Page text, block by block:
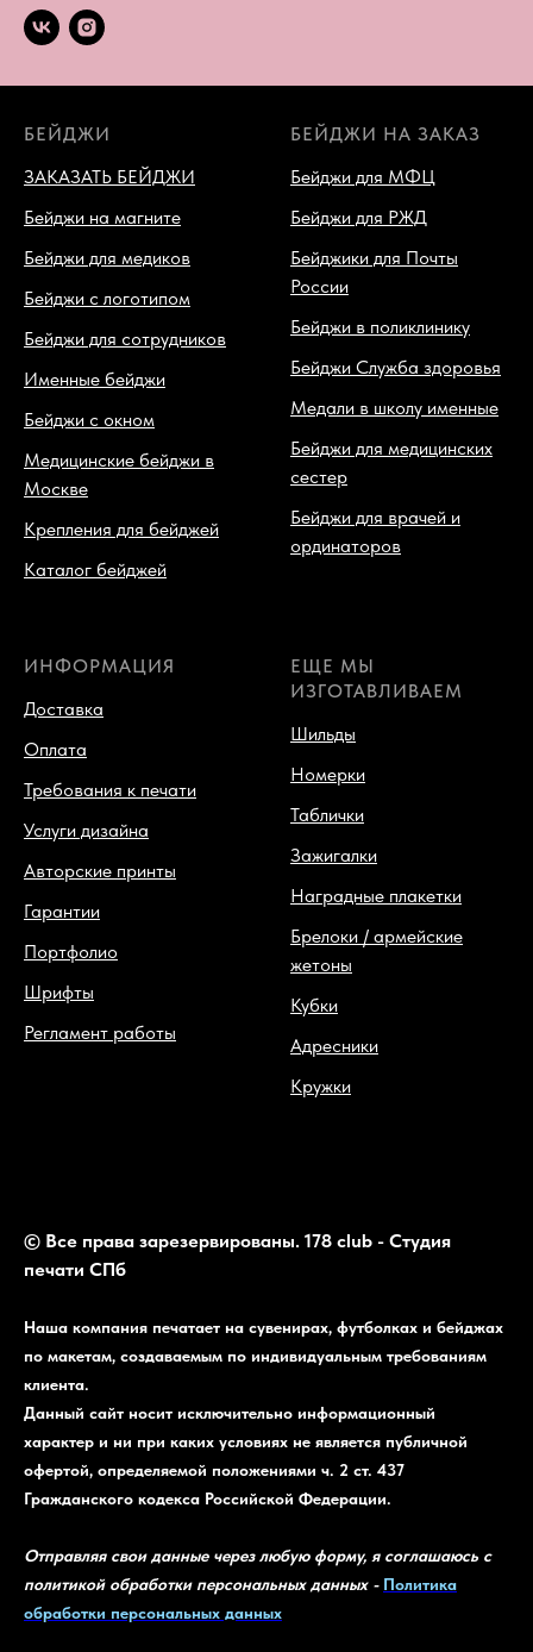
БЕЙДЖИ
ЗАКАЗАТЬ БЕЙДЖИ
Бейджи на магните
Бейджи для медиков
Бейджи с логотипом
Бейджи для сотрудников
Именные бейджи
Бейджи с окном
Медицинские бейджи в
Москве
Крепления для бейджей
Каталог бейджей
БЕЙДЖИ НА ЗАКАЗ
Бейджи для МФЦ
Бейджи для РЖД
Бейджики для Почты
России
Бейджи в поликлинику
Бейджи Служба здоровья
Медали в школу именные
Бейджи для медицинских
сестер
Бейджи для врачей и
ординаторов
ИНФОРМАЦИЯ
Доставка
Оплата
Требования к печати
Услуги дизайна
Авторские принты
Гарантии
Портфолио
Шрифты
Регламент работы
ЕЩЕ МЫ
ИЗГОТАВЛИВАЕМ
Шильды
Номерки
Таблички
Зажигалки
Наградные плакетки
Брелоки / армейские
жетоны
Кубки
Адресники
Кружки
© Все права зарезервированы. 178 club - Студия
печати СПб
Наша компания печатает на сувенирах, футболках и бейджах
по макетам, создаваемым по индивидуальным требованиям
клиента.
Данный сайт носит исключительно информационный
характер и ни при каких условиях не является публичной
офертой, определяемой положениями ч. 2 ст. 437
Гражданского кодекса Российской Федерации.
Отправляя свои данные через любую форму, я соглашаюсь с
политикой обработки персональных данных - Политика
обработки персональных данных